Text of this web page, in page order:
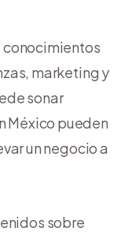
conocimientos
marketing y
sonar
México pueden
un negocio a
sobre